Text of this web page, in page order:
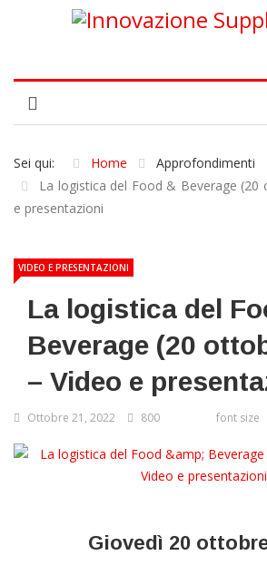
Sei qui: Home Approfondimenti
La logistica del Food & Beverage (20
e presentazioni
VIDEO E PRESENTAZIONI
La logistica del
Beverage (20
– Video e
Ottobre 21, 2022 800 font size
Giovedì 20